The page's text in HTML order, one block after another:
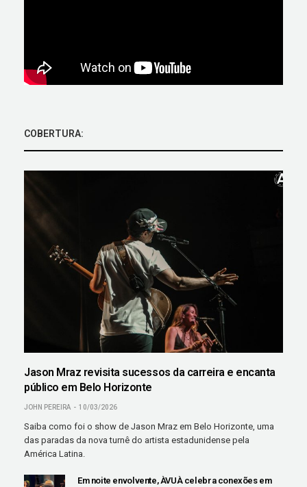
COBERTURA:
Jason Mraz revisita sucessos da carreira e encanta
público em Belo Horizonte
JOHN PEREIRA 10/03/2026
Saiba como foi o show de Jason Mraz em Belo Horizonte, uma
das paradas da nova turnê do artista estadunidense pela
América Latina.
Em noite envolvente, ÀVUÀ celebra conexões em